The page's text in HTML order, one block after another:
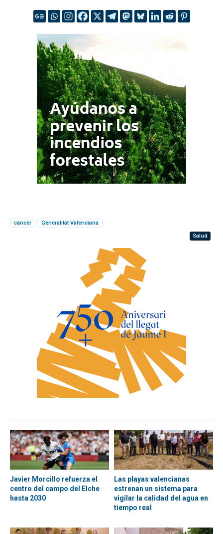
cáncer
Generalitat Valenciana
Salud
Javier Morcillo refuerza el
centro del campo del Elche
hasta 2030
Las playas valencianas
estrenan un sistema para
vigilar la calidad del agua en
tiempo real